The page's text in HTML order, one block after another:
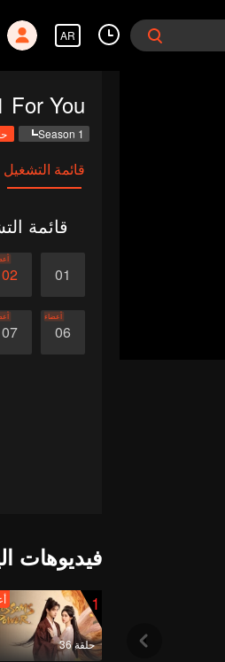
AR
For You
Season 1
قائمة التشغيل
قائمة
01
02
06
أعضاء
07
فيديوهات
1
حلقة 36